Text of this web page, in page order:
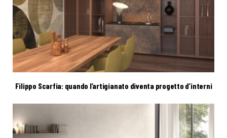
Filippo Scarfia: quando l’artigianato diventa progetto d’interni